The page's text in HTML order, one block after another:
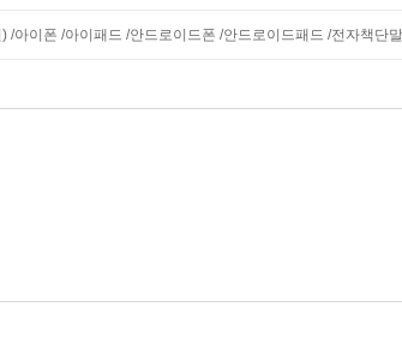
/아이폰 /아이패드 /안드로이드폰 /안드로이드패드 /전자책단